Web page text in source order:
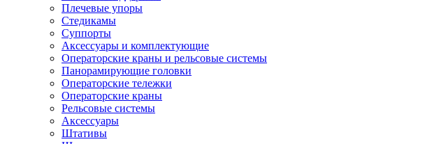
Плечевые упоры
Стедикамы
Суппорты
Аксессуары и комплектующие
Операторские краны и рельсовые системы
Панорамирующие головки
Операторские тележки
Операторские краны
Рельсовые системы
Аксессуары
Штативы